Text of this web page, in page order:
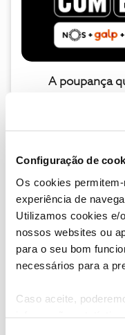
Configuração de
Os cookies
experiência de
Utilizamos cookies e/
nossos websites ou
para o seu bom
necessários para a
Caso aceite,
A poupança
Descubra as